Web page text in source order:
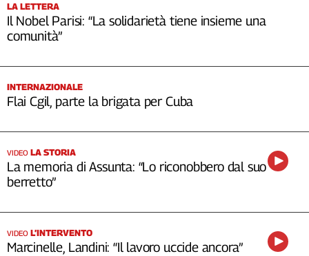
LA LETTERA
Il Nobel Parisi: “La solidarietà tiene insieme una
comunità”
INTERNAZIONALE
Flai Cgil, parte la brigata per Cuba
VIDEO LA STORIA
La memoria di Assunta: “Lo riconobbero dal suo
berretto”
VIDEO L’INTERVENTO
Marcinelle, Landini: “Il lavoro uccide ancora”